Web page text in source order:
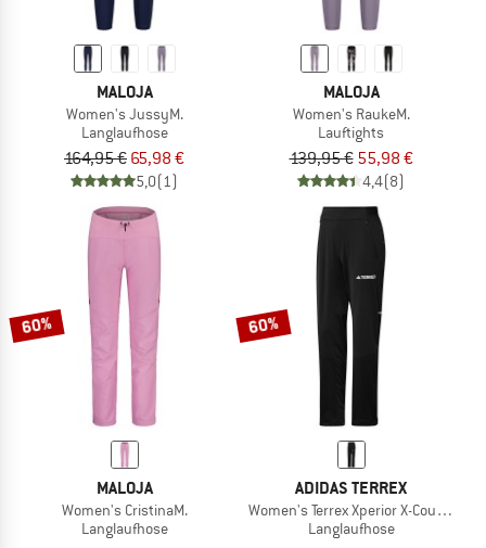
MALOJA
Women's JussyM.
Langlaufhose
164,95 € 65,98 €
5,0(1)
MALOJA
Women's RaukeM.
Lauftights
139,95 € 55,98 €
4,4(8)
60%
MALOJA
Women's CristinaM.
Langlaufhose
60%
ADIDAS TERREX
Women's Terrex Xperior X-Country Ski
Langlaufhose